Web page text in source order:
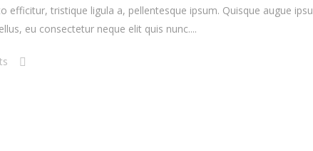
efficitur, tristique ligula a, pellentesque ipsum. Quisque augue
eu consectetur neque elit quis nunc....